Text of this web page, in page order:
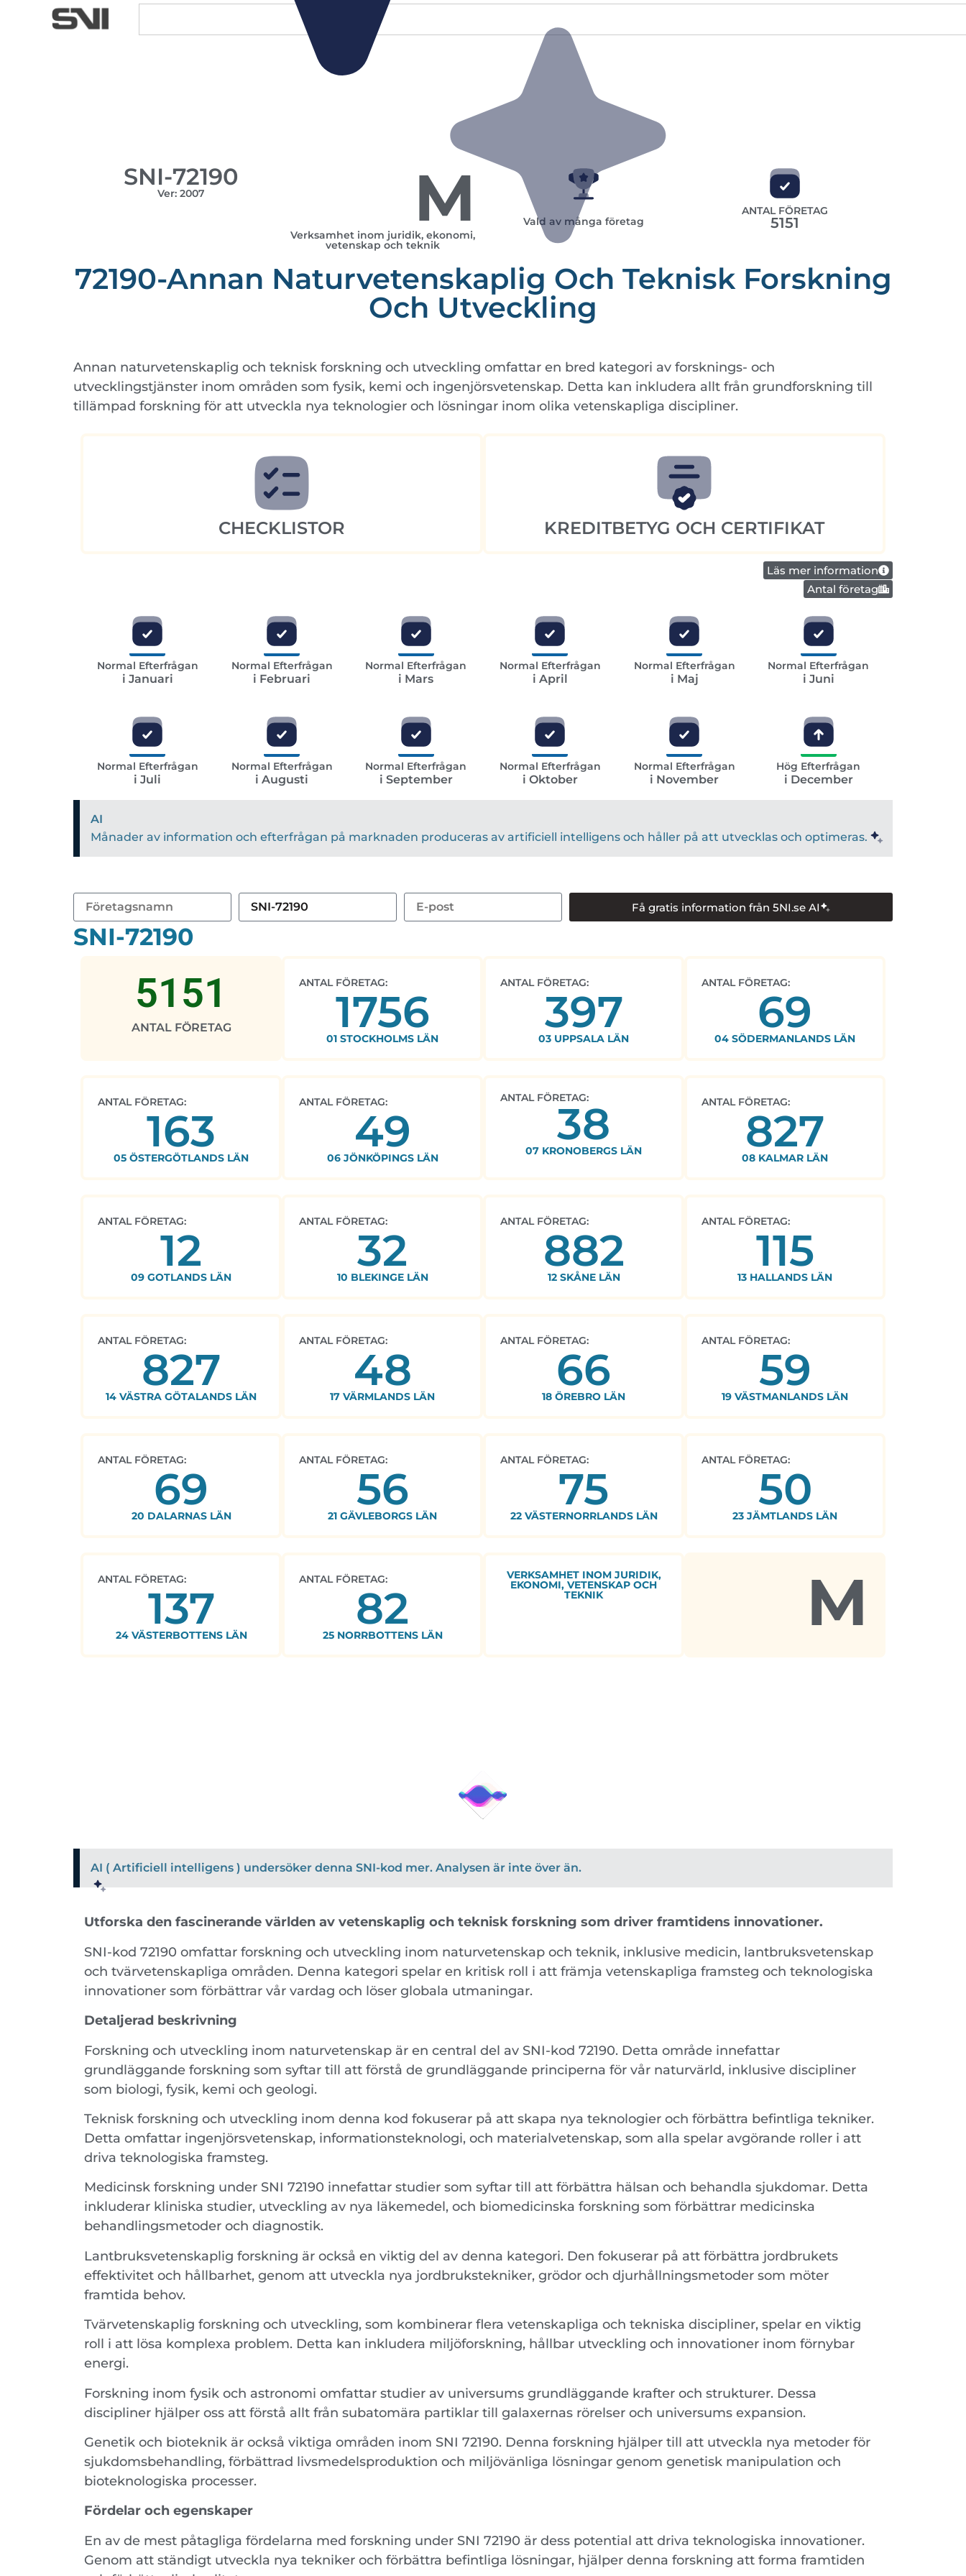
SNI-72190
Ver: 2007 M
Verksamhet inom juridik, ekonomi,
vetenskap och teknik
Vald av många företag
ANTAL FÖRETAG
5151
72190-Annan Naturvetenskaplig Och Teknisk Forskning
Och Utveckling
Annan naturvetenskaplig och teknisk forskning och utveckling omfattar en bred kategori av forsknings- och
utvecklingstjänster inom områden som fysik, kemi och ingenjörsvetenskap. Detta kan inkludera allt från grundforskning till
tillämpad forskning för att utveckla nya teknologier och lösningar inom olika vetenskapliga discipliner.
CHECKLISTOR KREDITBETYG OCH CERTIFIKAT
Läs mer information
Antal företag
Normal Efterfrågan
i Januari
Normal Efterfrågan
i Februari
Normal Efterfrågan
i Mars
Normal Efterfrågan
i April
Normal Efterfrågan
i Maj
Normal Efterfrågan
i Juni
Normal Efterfrågan
i Juli
Normal Efterfrågan
i Augusti
Normal Efterfrågan
i September
Normal Efterfrågan
i Oktober
Normal Efterfrågan
i November
Hög Efterfrågan
i December
AI
Månader av information och efterfrågan på marknaden produceras av artificiell intelligens och håller på att utvecklas och optimeras.
Få gratis information från 5NI.se AI
SNI-72190
ANTAL FÖRETAG
5151 ANTAL FÖRETAG:
1756
01 STOCKHOLMS LÄN
ANTAL FÖRETAG:
397
03 UPPSALA LÄN
ANTAL FÖRETAG:
69
04 SÖDERMANLANDS LÄN
ANTAL FÖRETAG:
163
05 ÖSTERGÖTLANDS LÄN
ANTAL FÖRETAG:
49
06 JÖNKÖPINGS LÄN
ANTAL FÖRETAG:
38
07 KRONOBERGS LÄN
ANTAL FÖRETAG:
827
08 KALMAR LÄN
ANTAL FÖRETAG:
12
09 GOTLANDS LÄN
ANTAL FÖRETAG:
32
10 BLEKINGE LÄN
ANTAL FÖRETAG:
882
12 SKÅNE LÄN
ANTAL FÖRETAG:
115
13 HALLANDS LÄN
ANTAL FÖRETAG:
827
14 VÄSTRA GÖTALANDS LÄN
ANTAL FÖRETAG:
48
17 VÄRMLANDS LÄN
ANTAL FÖRETAG:
66
18 ÖREBRO LÄN
ANTAL FÖRETAG:
59
19 VÄSTMANLANDS LÄN
ANTAL FÖRETAG:
69
20 DALARNAS LÄN
ANTAL FÖRETAG:
56
21 GÄVLEBORGS LÄN
ANTAL FÖRETAG:
75
22 VÄSTERNORRLANDS LÄN
ANTAL FÖRETAG:
50
23 JÄMTLANDS LÄN
ANTAL FÖRETAG:
137
24 VÄSTERBOTTENS LÄN
ANTAL FÖRETAG:
82
25 NORRBOTTENS LÄN
VERKSAMHET INOM JURIDIK,
EKONOMI, VETENSKAP OCH
TEKNIK M
AI ( Artificiell intelligens ) undersöker denna SNI-kod mer. Analysen är inte över än.
Utforska den fascinerande världen av vetenskaplig och teknisk forskning som driver framtidens innovationer.
SNI-kod 72190 omfattar forskning och utveckling inom naturvetenskap och teknik, inklusive medicin, lantbruksvetenskap
och tvärvetenskapliga områden. Denna kategori spelar en kritisk roll i att främja vetenskapliga framsteg och teknologiska
innovationer som förbättrar vår vardag och löser globala utmaningar.
Detaljerad beskrivning
Forskning och utveckling inom naturvetenskap är en central del av SNI-kod 72190. Detta område innefattar
grundläggande forskning som syftar till att förstå de grundläggande principerna för vår naturvärld, inklusive discipliner
som biologi, fysik, kemi och geologi.
Teknisk forskning och utveckling inom denna kod fokuserar på att skapa nya teknologier och förbättra befintliga tekniker.
Detta omfattar ingenjörsvetenskap, informationsteknologi, och materialvetenskap, som alla spelar avgörande roller i att
driva teknologiska framsteg.
Medicinsk forskning under SNI 72190 innefattar studier som syftar till att förbättra hälsan och behandla sjukdomar. Detta
inkluderar kliniska studier, utveckling av nya läkemedel, och biomedicinska forskning som förbättrar medicinska
behandlingsmetoder och diagnostik.
Lantbruksvetenskaplig forskning är också en viktig del av denna kategori. Den fokuserar på att förbättra jordbrukets
effektivitet och hållbarhet, genom att utveckla nya jordbrukstekniker, grödor och djurhållningsmetoder som möter
framtida behov.
Tvärvetenskaplig forskning och utveckling, som kombinerar flera vetenskapliga och tekniska discipliner, spelar en viktig
roll i att lösa komplexa problem. Detta kan inkludera miljöforskning, hållbar utveckling och innovationer inom förnybar
energi.
Forskning inom fysik och astronomi omfattar studier av universums grundläggande krafter och strukturer. Dessa
discipliner hjälper oss att förstå allt från subatomära partiklar till galaxernas rörelser och universums expansion.
Genetik och bioteknik är också viktiga områden inom SNI 72190. Denna forskning hjälper till att utveckla nya metoder för
sjukdomsbehandling, förbättrad livsmedelsproduktion och miljövänliga lösningar genom genetisk manipulation och
bioteknologiska processer.
Fördelar och egenskaper
En av de mest påtagliga fördelarna med forskning under SNI 72190 är dess potential att driva teknologiska innovationer.
Genom att ständigt utveckla nya tekniker och förbättra befintliga lösningar, hjälper denna forskning att forma framtiden